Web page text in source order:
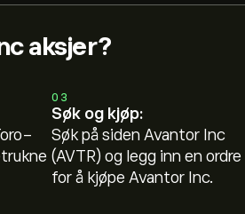
aksjer?
03
Søk og kjøp:
Søk på siden Avantor Inc
(AVTR) og legg inn en ordre
for å kjøpe Avantor Inc.